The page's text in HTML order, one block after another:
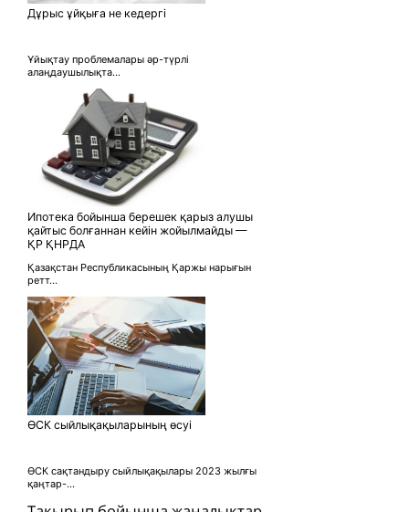
Дұрыс ұйқыға не кедергі
Ұйықтау проблемалары әр-түрлі
алаңдаушылықта...
Ипотека бойынша берешек қарыз алушы
қайтыс болғаннан кейін жойылмайды —
ҚР ҚНРДА
Қазақстан Республикасының Қаржы нарығын
ретт...
ӨСК сыйлықақыларының өсуі
ӨСК сақтандыру сыйлықақылары 2023 жылғы
қаңтар-...